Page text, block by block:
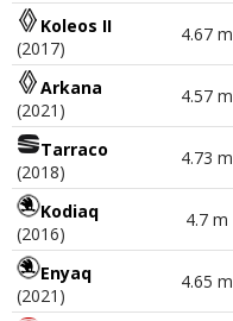
Koleos II
(2017)
4.67 m
Arkana
(2021)
4.57 m
Tarraco
(2018)
4.73 m
Kodiaq
(2016)
4.7 m
Enyaq
(2021)
4.65 m